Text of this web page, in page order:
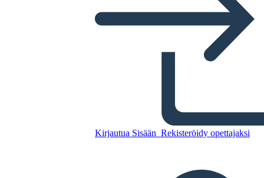
Kirjautua Sisään Rekisteröidy opettajaksi
Annie Sullivan - Biografia
LUO KUVAKÄSIKIRJOITUS